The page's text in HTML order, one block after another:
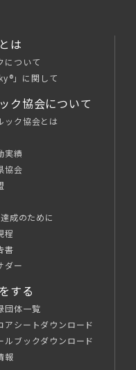
は
について
」に関して
ク協会について
ック協会とは
実績
協会
成のために
程
書
ダー
する
団体一覧
アシートダウンロード
ルブックダウンロード
報